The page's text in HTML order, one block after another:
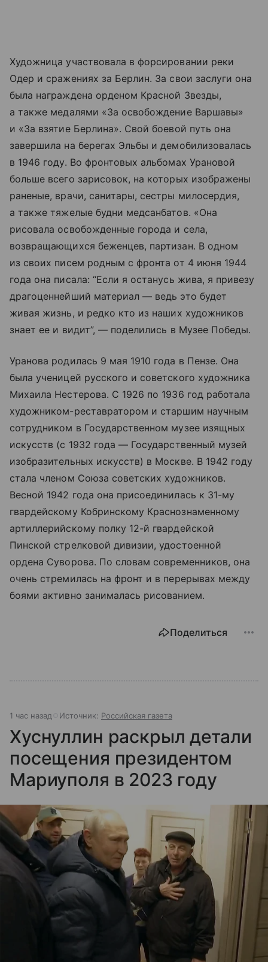
Художница участвовала в форсировании реки
Одер и сражениях за Берлин. За свои заслуги она
была награждена орденом Красной Звезды,
а также медалями «За освобождение Варшавы»
и «За взятие Берлина». Свой боевой путь она
завершила на берегах Эльбы и демобилизовалась
в 1946 году. Во фронтовых альбомах Урановой
больше всего зарисовок, на которых изображены
раненые, врачи, санитары, сестры милосердия,
а также тяжелые будни медсанбатов. «Она
рисовала освобожденные города и села,
возвращающихся беженцев, партизан. В одном
из своих писем родным с фронта от 4 июня 1944
года она писала: “Если я останусь жива, я привезу
драгоценнейший материал — ведь это будет
живая жизнь, и редко кто из наших художников
знает ее и видит”, — поделились в Музее Победы.
Уранова родилась 9 мая 1910 года в Пензе. Она
была ученицей русского и советского художника
Михаила Нестерова. С 1926 по 1936 год работала
художником-реставратором и старшим научным
сотрудником в Государственном музее изящных
искусств (с 1932 года — Государственный музей
изобразительных искусств) в Москве. В 1942 году
стала членом Союза советских художников.
Весной 1942 года она присоединилась к 31-му
гвардейскому Кобринскому Краснознаменному
артиллерийскому полку 12-й гвардейской
Пинской стрелковой дивизии, удостоенной
ордена Суворова. По словам современников, она
очень стремилась на фронт и в перерывах между
боями активно занималась рисованием.
Поделиться
1 час назад Источник: Российская газета
Хуснуллин раскрыл детали
посещения президентом
Мариуполя в 2023 году